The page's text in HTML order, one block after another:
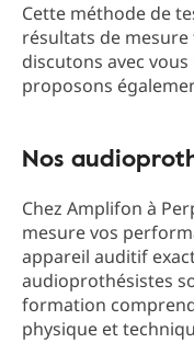
Cette méthode de
résultats de
discutons avec
proposons
Nos
Chez Amplifon à
mesure vos
appareil auditif
audioprothésistes
formation
physique et